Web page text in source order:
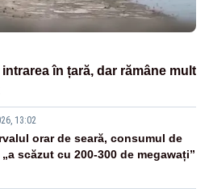
în țară, dar rămâne mult
13:02
orar de seară, consumul de
scăzut cu 200-300 de megawați”